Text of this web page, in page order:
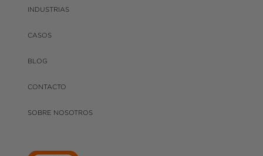
INDUSTRIAS
CASOS
BLOG
CONTACTO
SOBRE NOSOTROS